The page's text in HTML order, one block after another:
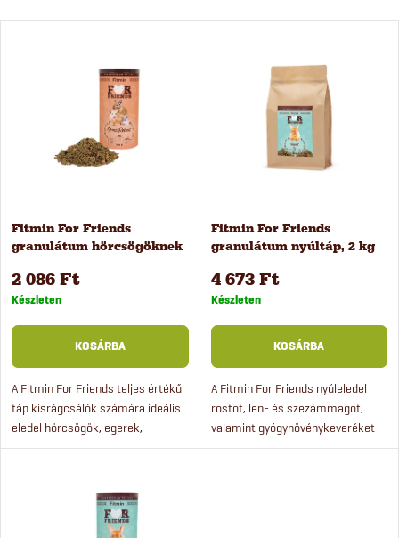
e
e
k
r
e
n
Legnépszerűbb termékek
é
k
e
k
l
i
Fitmin For Friends
granulátum hörcsögöknek
2 086 Ft
Készleten
KOSÁRBA
A Fitmin For Friends teljes értékű
táp kisrágcsálók számára ideális
eledel hörcsögök, egerek,
futóegerek és deguk részére. A
Fitmin For Friends
granulátum nyúltáp, 2 kg
4 673 Ft
Készleten
KOSÁRBA
A Fitmin For Friends nyúleledel
rostot, len- és szezámmagot,
valamint gyógynövénykeveréket
tartalmaz az immunitás